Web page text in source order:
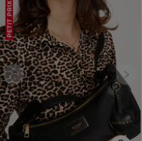
PETIT PRIX
Previous Next